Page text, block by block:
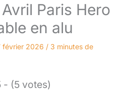
Paris Hero
en alu
février 2026 / 3 minutes de
- (5 votes)